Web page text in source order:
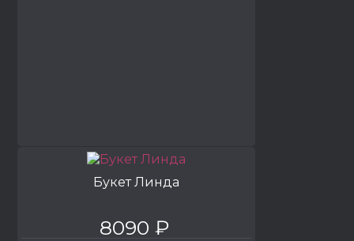
Букет Линда
8090 ₽